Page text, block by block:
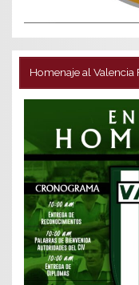
Homenaje al Valencia